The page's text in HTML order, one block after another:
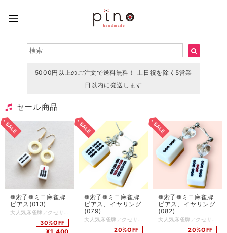
5000円以上のご注文で送料無料！ 土日祝を除く5営業
日以内に発送します
セール商品
❁ 索子❁ ミニ麻雀牌
ピアス(013)
30%OFF
❁ 索子❁ ミニ 麻雀牌
ピアス、イヤリング
(079)
20%OFF
❁ 索子❁ ミニ 麻雀牌
ピアス、イヤリング
(082)
20%OFF